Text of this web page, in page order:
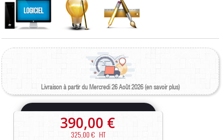
Livraison à partir du Mercredi 26 Août 2026 (en savoir plus)
390,00 €
325,00 € HT